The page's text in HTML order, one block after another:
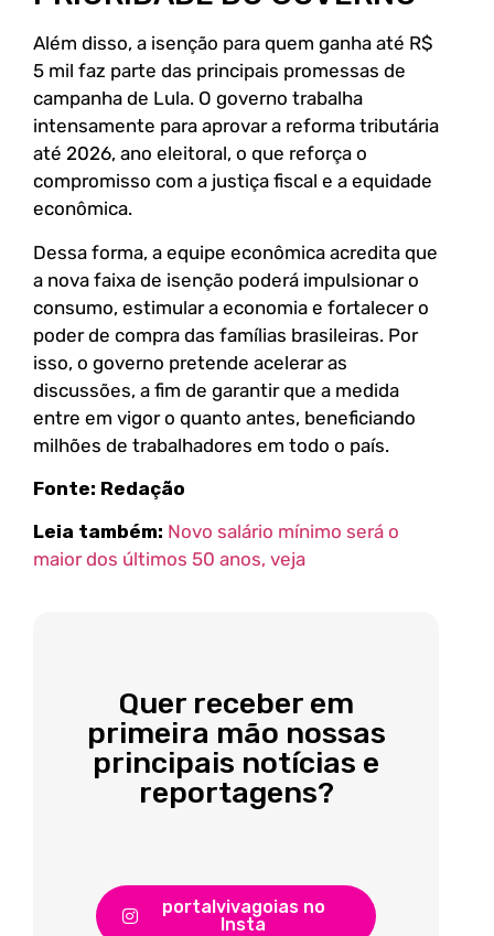
Além disso, a isenção para quem ganha até R$
5 mil faz parte das principais promessas de
campanha de Lula. O governo trabalha
intensamente para aprovar a reforma tributária
até 2026, ano eleitoral, o que reforça o
compromisso com a justiça fiscal e a equidade
econômica.
Dessa forma, a equipe econômica acredita que
a nova faixa de isenção poderá impulsionar o
consumo, estimular a economia e fortalecer o
poder de compra das famílias brasileiras. Por
isso, o governo pretende acelerar as
discussões, a fim de garantir que a medida
entre em vigor o quanto antes, beneficiando
milhões de trabalhadores em todo o país.
Fonte: Redação
Leia também: Novo salário mínimo será o
maior dos últimos 50 anos, veja
Quer receber em
primeira mão nossas
principais notícias e
reportagens?
portalvivagoias no
Insta